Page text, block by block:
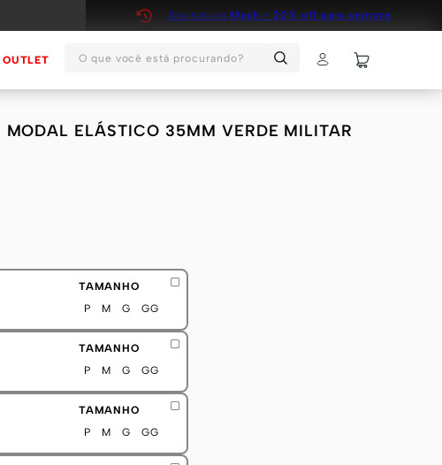
Assinatura Mash - 20% off para sempre
OUTLET
O que você está procurando?
MODAL ELÁSTICO 35MM VERDE MILITAR
TAMANHO
P
M G GG
TAMANHO
P
M G GG
TAMANHO
P
M G GG